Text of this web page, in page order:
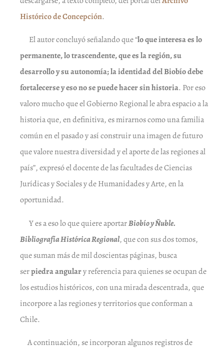
Histórico de Concepción.
El autor concluyó señalando que “lo que interesa es lo
permanente, lo trascendente, que es la región, su
desarrollo y su autonomía; la identidad del Biobío debe
fortalecerse y eso no se puede hacer sin historia. Por eso
valoro mucho que el Gobierno Regional le abra espacio a la
historia que, en definitiva, es mirarnos como una familia
común en el pasado y así construir una imagen de futuro
que valore nuestra diversidad y el aporte de las regiones al
país”, expresó el docente de las facultades de Ciencias
Jurídicas y Sociales y de Humanidades y Arte, en la
oportunidad.
Y es a eso lo que quiere aportarBiobío y Ñuble.
Bibliografía Histórica Regional, que con sus dos tomos,
que suman más de mil doscientas páginas, busca
serpiedra angulary referencia para quienes se ocupan de
los estudios históricos, con una mirada descentrada, que
incorpore a las regiones y territorios que conforman a
Chile.
A continuación, se incorporan algunos registros de